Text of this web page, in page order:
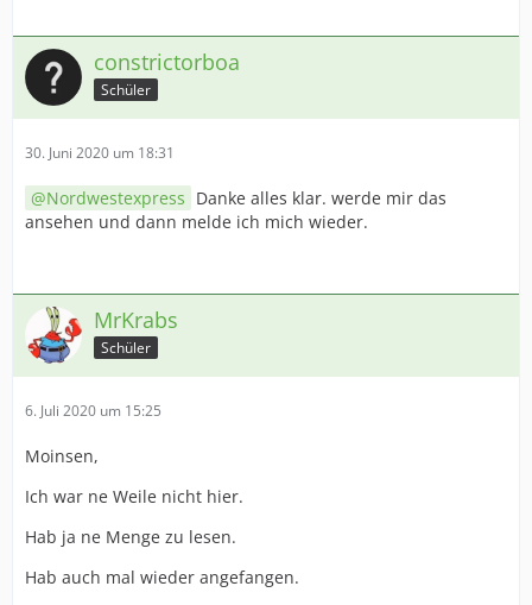
constrictorboa
Schüler
30. Juni 2020 um 18:31
Nordwestexpress Danke alles klar. werde mir das
ansehen und dann melde ich mich wieder.
MrKrabs
Schüler
6. Juli 2020 um 15:25
Moinsen,
Ich war ne Weile nicht hier.
Hab ja ne Menge zu lesen.
Hab auch mal wieder angefangen.